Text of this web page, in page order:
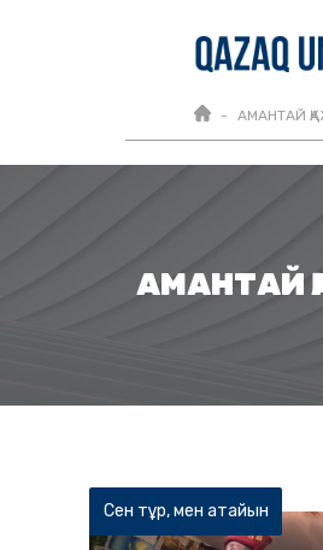
АМАНТАЙ
АМАНТАЙ
Сен тұр, мен атайын